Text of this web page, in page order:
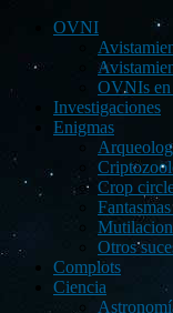
OVNI
OVNIs en
Investigaciones
Enigmas
Crop
Otros
Complots
Ciencia